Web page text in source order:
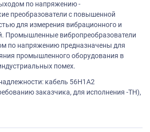
по напряжению -
преобразователи с повышенной
для измерения вибрационного и
Промышленные вибропреобразователи
по напряжению предназначены для
промышленного оборудования в
помех.
кабель 56H1А2
заказчика, для исполнения -TH),